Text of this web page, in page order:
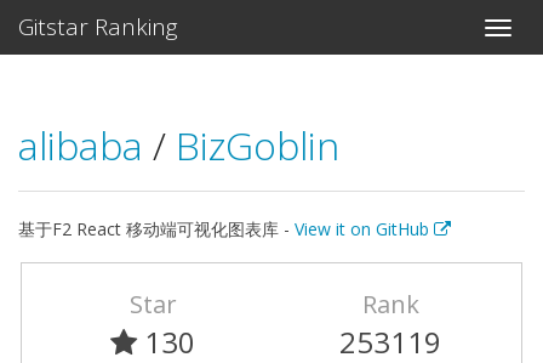
Gitstar Ranking
alibaba / BizGoblin
基于F2 React 移动端可视化图表库 - View it on GitHub
Star
130
Rank
253119